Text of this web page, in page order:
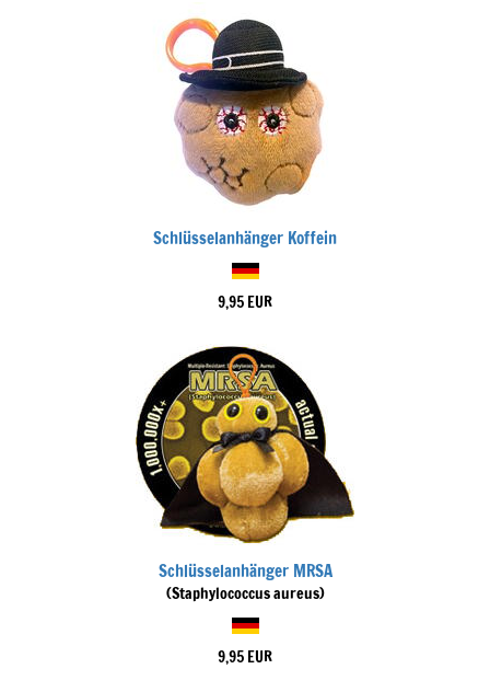
Schlüsselanhänger Koffein
9,95 EUR
Schlüsselanhänger MRSA
(Staphylococcus aureus)
9,95 EUR